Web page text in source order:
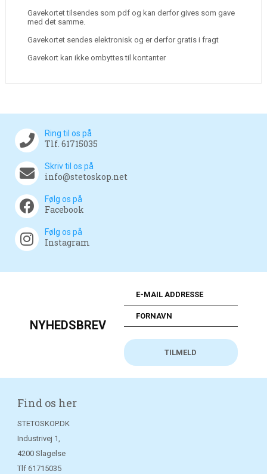
Gavekortet tilsendes som pdf og kan derfor gives som gave
med det samme.
Gavekortet sendes elektronisk og er derfor gratis i fragt
Gavekort kan ikke ombyttes til kontanter
Ring til os på
Tlf. 61715035
Skriv til os på
info@stetoskop.net
Følg os på
Facebook
Følg os på
Instagram
NYHEDSBREV
Find os her
STETOSKOP.DK
Industrivej 1,
4200 Slagelse
Tlf 61715035